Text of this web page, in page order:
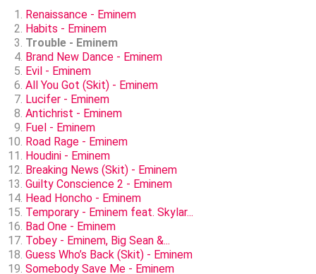
Renaissance - Eminem
Habits - Eminem
Trouble - Eminem
Brand New Dance - Eminem
Evil - Eminem
All You Got (Skit) - Eminem
Lucifer - Eminem
Antichrist - Eminem
Fuel - Eminem
Road Rage - Eminem
Houdini - Eminem
Breaking News (Skit) - Eminem
Guilty Conscience 2 - Eminem
Head Honcho - Eminem
Temporary - Eminem feat. Skylar...
Bad One - Eminem
Tobey - Eminem, Big Sean &...
Guess Who’s Back (Skit) - Eminem
Somebody Save Me - Eminem